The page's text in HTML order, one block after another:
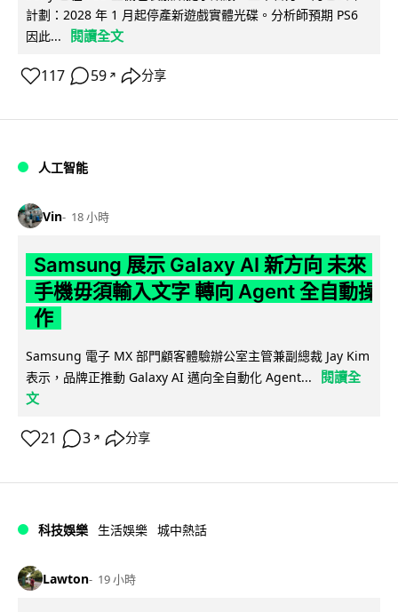
計劃：2028 年 1 月起停產新遊戲實體光碟。分析師預期 PS6
因此...
閱讀全文
117 59 ↗ 分享
人工智能
Vin 18 小時
Samsung 展示 Galaxy AI 新方向 未來
手機毋須輸入文字 轉向 Agent 全自動操
作
Samsung 電子 MX 部門顧客體驗辦公室主管兼副總裁 Jay Kim
表示，品牌正推動 Galaxy AI 邁向全自動化 Agent...
閱讀全
文
21 3 ↗ 分享
科技娛樂 生活娛樂 城中熱話
Lawton 19 小時